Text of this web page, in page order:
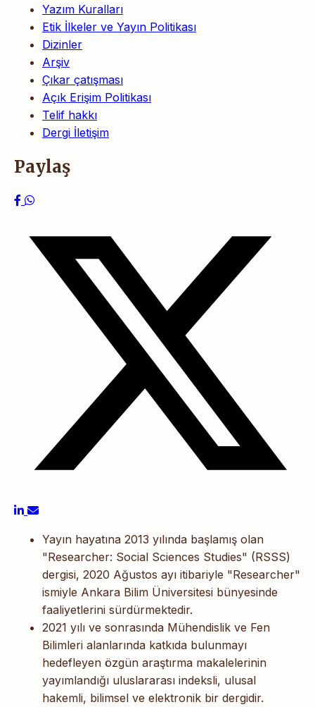
Yazım Kuralları
Etik İlkeler ve Yayın Politikası
Dizinler
Arşiv
Çıkar çatışması
Açık Erişim Politikası
Telif hakkı
Dergi İletişim
Paylaş
Yayın hayatına 2013 yılında başlamış olan
"Researcher: Social Sciences Studies" (RSSS)
dergisi, 2020 Ağustos ayı itibariyle "Researcher"
ismiyle Ankara Bilim Üniversitesi bünyesinde
faaliyetlerini sürdürmektedir.
2021 yılı ve sonrasında Mühendislik ve Fen
Bilimleri alanlarında katkıda bulunmayı
hedefleyen özgün araştırma makalelerinin
yayımlandığı uluslararası indeksli, ulusal
hakemli, bilimsel ve elektronik bir dergidir.